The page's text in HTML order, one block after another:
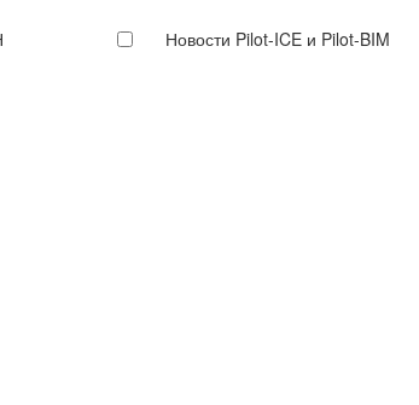
Новости Pilot-ICE и Pilot-BIM